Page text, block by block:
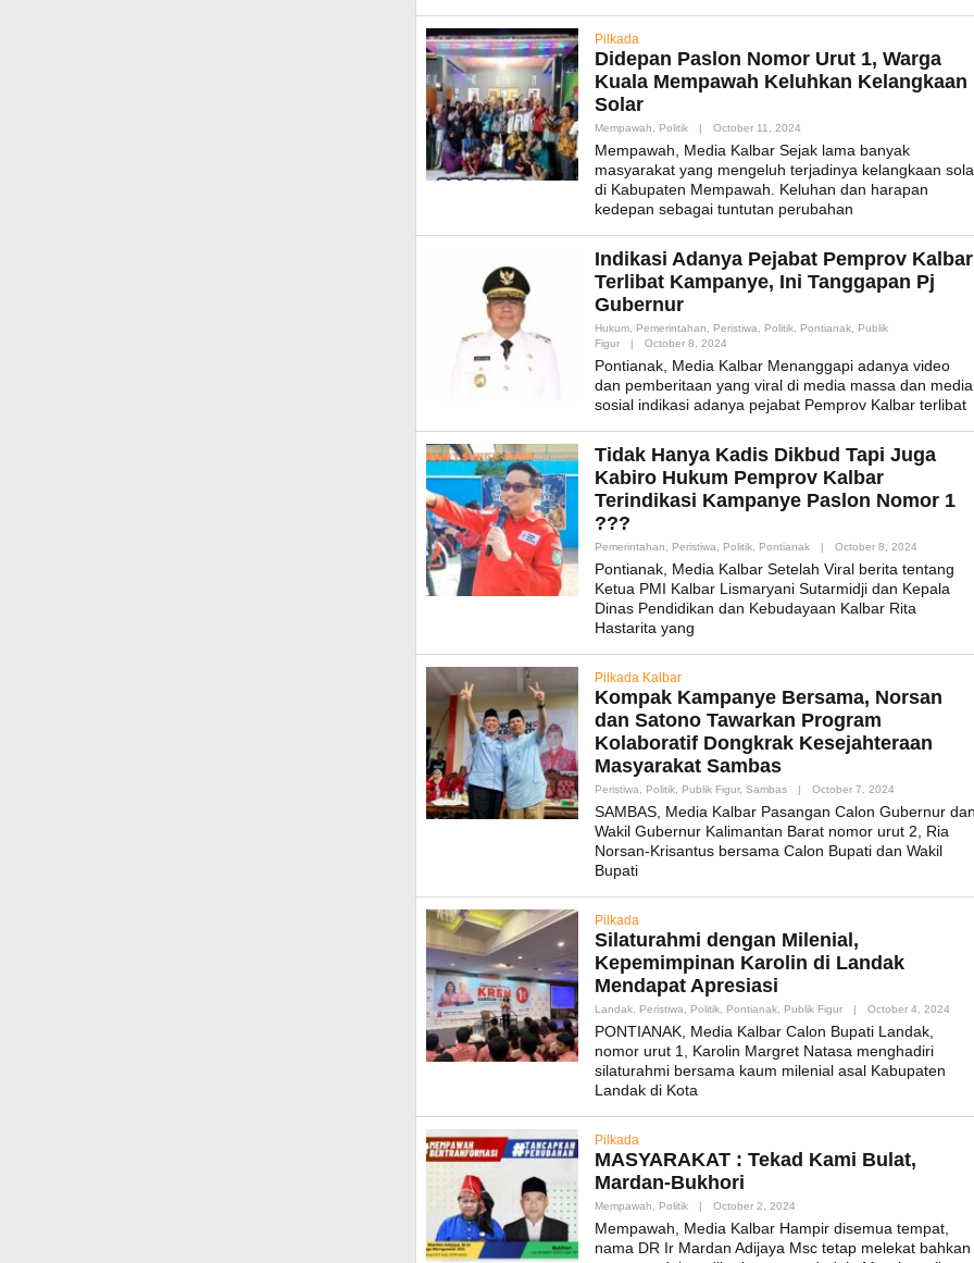
Pilkada
Didepan Paslon Nomor Urut 1, Warga
Kuala Mempawah Keluhkan Kelangkaan
Solar
Mempawah, Politik | October 11, 2024
Mempawah, Media Kalbar Sejak lama banyak
masyarakat yang mengeluh terjadinya kelangkaan
di Kabupaten Mempawah. Keluhan dan harapan
kedepan sebagai tuntutan perubahan
Indikasi Adanya Pejabat Pemprov Kalbar
Terlibat Kampanye, Ini Tanggapan Pj
Gubernur
Hukum, Pemerintahan, Peristiwa, Politik, Pontianak, Publik
Figur
| October 8, 2024
Pontianak, Media Kalbar Menanggapi adanya video
dan pemberitaan yang viral di media massa dan media
sosial indikasi adanya pejabat Pemprov Kalbar terlibat
Tidak Hanya Kadis Dikbud Tapi Juga
Kabiro Hukum Pemprov Kalbar
Terindikasi Kampanye Paslon Nomor 1
???
Pemerintahan, Peristiwa, Politik, Pontianak | October 8, 2024
Pontianak, Media Kalbar Setelah Viral berita tentang
Ketua PMI Kalbar Lismaryani Sutarmidji dan Kepala
Dinas Pendidikan dan Kebudayaan Kalbar Rita
Hastarita yang
Pilkada Kalbar
Kompak Kampanye Bersama, Norsan
dan Satono Tawarkan Program
Kolaboratif Dongkrak Kesejahteraan
Masyarakat Sambas
Peristiwa, Politik, Publik Figur, Sambas | October 7, 2024
SAMBAS, Media Kalbar Pasangan Calon Gubernur
Wakil Gubernur Kalimantan Barat nomor urut 2, Ria
Norsan-Krisantus bersama Calon Bupati dan Wakil
Bupati
Pilkada
Silaturahmi dengan Milenial,
Kepemimpinan Karolin di Landak
Mendapat Apresiasi
Landak, Peristiwa, Politik, Pontianak, Publik Figur | October 4, 2024
PONTIANAK, Media Kalbar Calon Bupati Landak,
nomor urut 1, Karolin Margret Natasa menghadiri
silaturahmi bersama kaum milenial asal Kabupaten
Landak di Kota
Pilkada
MASYARAKAT : Tekad Kami Bulat,
Mardan-Bukhori
Mempawah, Politik | October 2, 2024
Mempawah, Media Kalbar Hampir disemua tempat,
nama DR Ir Mardan Adijaya Msc tetap melekat bahkan